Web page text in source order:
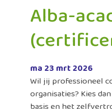
Alba-
ma 23 mrt 2026
Wil jij professioneel
organisaties? Kies
basis en het